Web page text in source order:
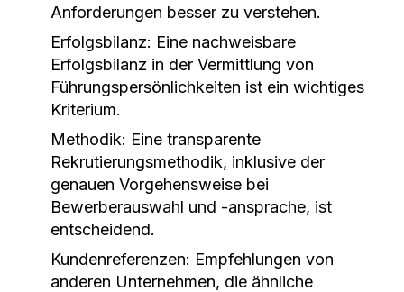
Anforderungen besser zu verstehen.
Erfolgsbilanz: Eine nachweisbare
Erfolgsbilanz in der Vermittlung von
Führungspersönlichkeiten ist ein wichtiges
Kriterium.
Methodik: Eine transparente
Rekrutierungsmethodik, inklusive der
genauen Vorgehensweise bei
Bewerberauswahl und -ansprache, ist
entscheidend.
Kundenreferenzen: Empfehlungen von
anderen Unternehmen, die ähnliche